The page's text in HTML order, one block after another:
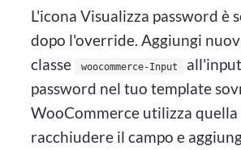
L'icona Visualizza password è
dopo l'override. Aggiungi
classe
woocommerce-Input
password nel tuo template
WooCommerce utilizza quella
racchiudere il campo e